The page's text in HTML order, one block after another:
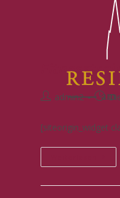
admin2
[siteorigin_widget